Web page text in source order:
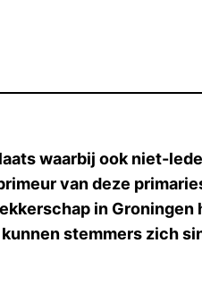
waarbij ook niet-
van deze
in Groningen
stemmers zich